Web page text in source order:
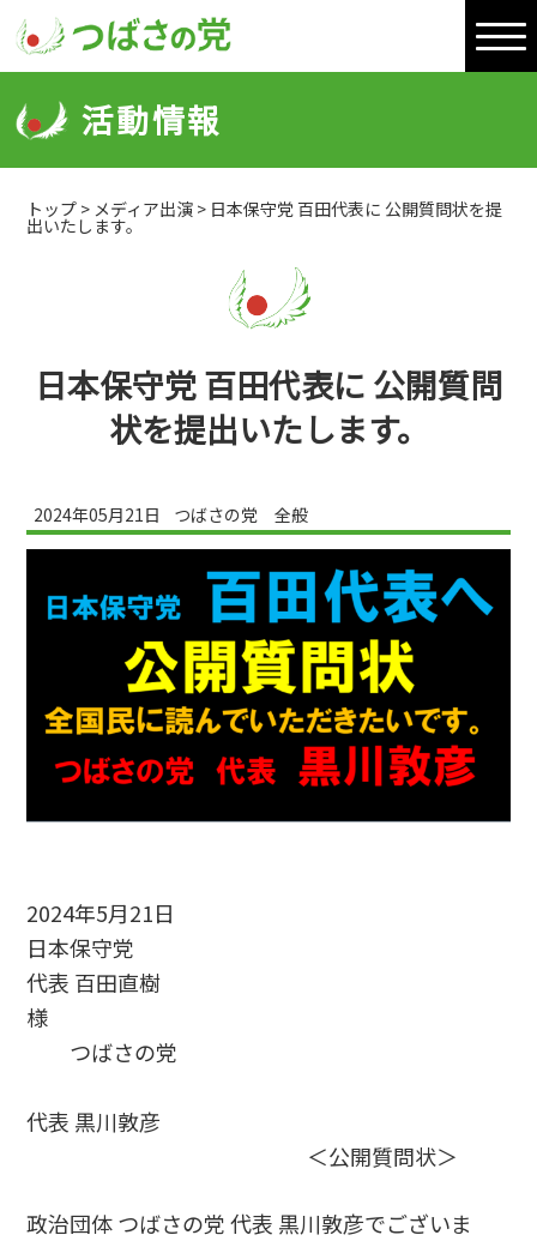
活動情報
トップ > メディア出演 > 日本保守党 百田代表に 公開質問状を提
出いたします。
日本保守党 百田代表に 公開質問
状を提出いたします。
2024年05月21日 つばさの党 全般
2024年5月21日
日本保守党
代表 百田直樹
様
つばさの党
代表 黒川敦彦
＜公開質問状＞
政治団体 つばさの党 代表 黒川敦彦でございま